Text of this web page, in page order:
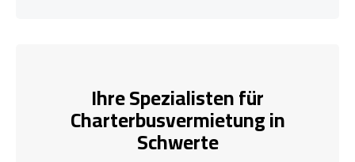
Ihre Spezialisten für
Charterbusvermietung in
Schwerte